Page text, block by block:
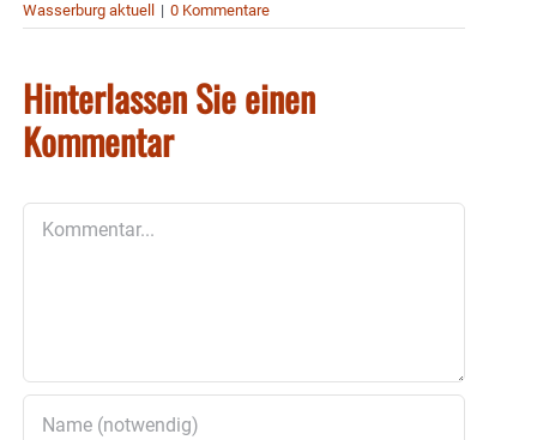
Wasserburg aktuell
| 0 Kommentare
Hinterlassen Sie einen
Kommentar